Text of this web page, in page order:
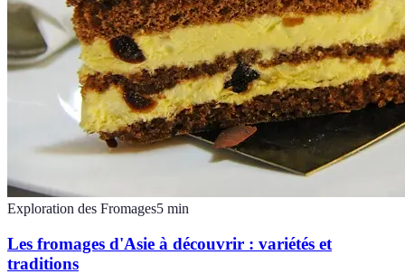
Exploration des Fromages5 min
Les fromages d'Asie à découvrir : variétés et
traditions